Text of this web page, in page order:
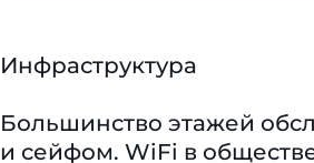
Инфраструктура
Большинство этажей
и сейфом. WiFi в